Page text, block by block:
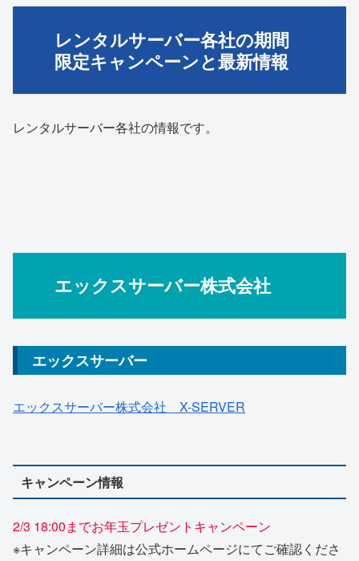
レンタルサーバー各社の期間
限定キャンペーンと最新情報
レンタルサーバー各社の情報です。
エックスサーバー株式会社
エックスサーバー
エックスサーバー株式会社 X-SERVER
キャンペーン情報
2/3 18:00までお年玉プレゼントキャンペーン
※キャンペーン詳細は公式ホームページにてご確認くださ